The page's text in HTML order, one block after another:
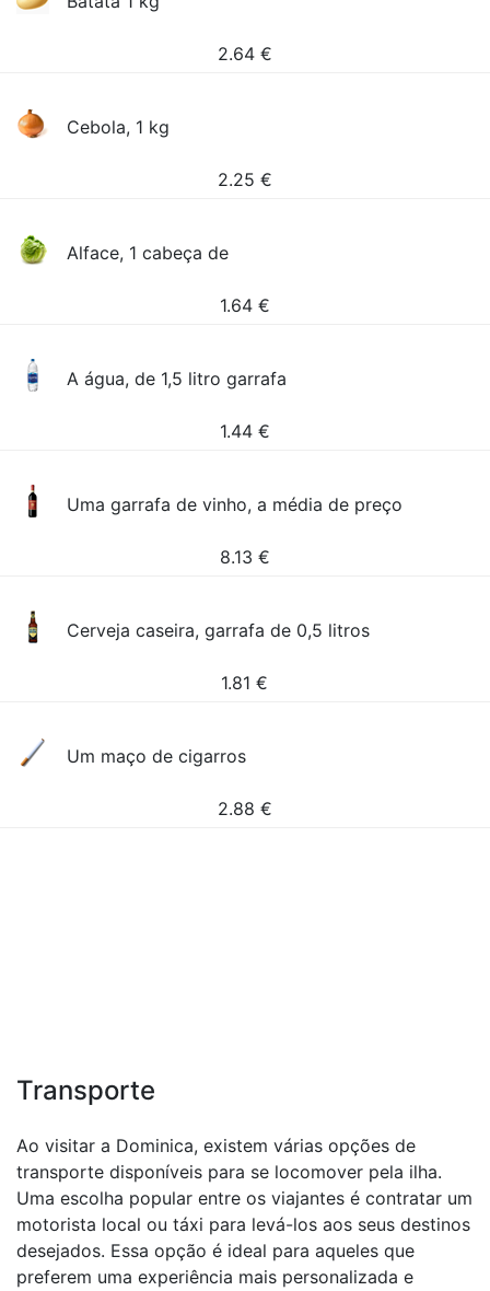
2.64 €
Cebola, 1 kg
2.25 €
Alface, 1 cabeça de
1.64 €
A água, de 1,5 litro garrafa
1.44 €
Uma garrafa de vinho, a média de preço
8.13 €
Cerveja caseira, garrafa de 0,5 litros
1.81 €
Um maço de cigarros
2.88 €
Transporte
Ao visitar a Dominica, existem várias opções de
transporte disponíveis para se locomover pela ilha.
Uma escolha popular entre os viajantes é contratar um
motorista local ou táxi para levá-los aos seus destinos
desejados. Essa opção é ideal para aqueles que
preferem uma experiência mais personalizada e